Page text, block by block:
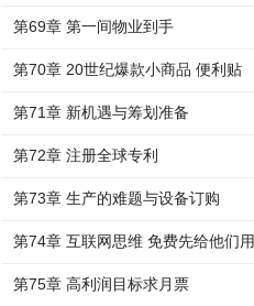
第69章 第一间物业到手
第70章 20世纪爆款小商品 便利贴
第71章 新机遇与筹划准备
第72章 注册全球专利
第73章 生产的难题与设备订购
第74章 互联网思维 免费先给他们用
第75章 高利润目标求月票